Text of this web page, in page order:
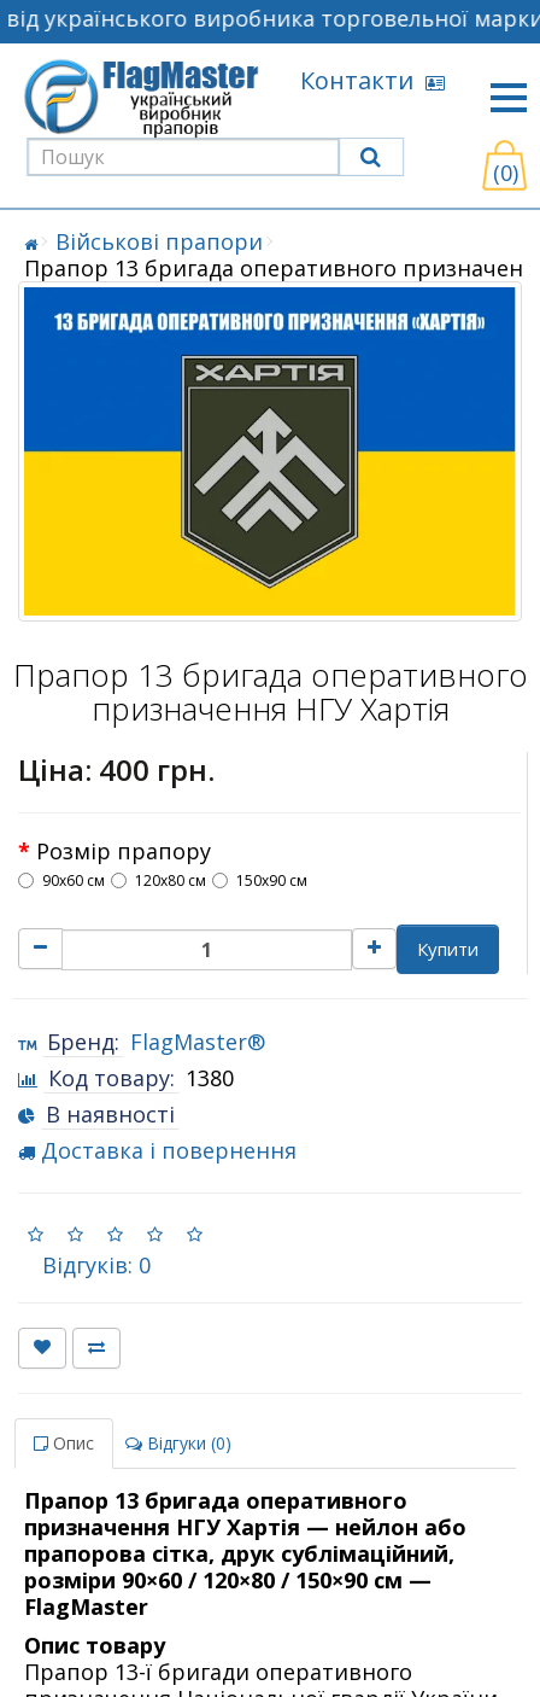
українського виробника торговельної
Контакти
(0)
Військові прапори
Прапор 13 бригада оперативного
Прапор 13 бригада оперативного
призначення НГУ Хартія
Ціна: 400 грн.
Розмір прапору
90х60 см 120х80 см 150х90 см
Купити
Бренд: FlagMaster®
Код товару: 1380
В наявності
Доставка і повернення
Відгуків: 0
Опис Відгуки (0)
Прапор 13 бригада оперативного
призначення НГУ Хартія — нейлон або
прапорова сітка, друк сублімаційний,
розміри 90×60 / 120×80 / 150×90 см —
FlagMaster
Опис товару
Прапор 13-ї бригади оперативного